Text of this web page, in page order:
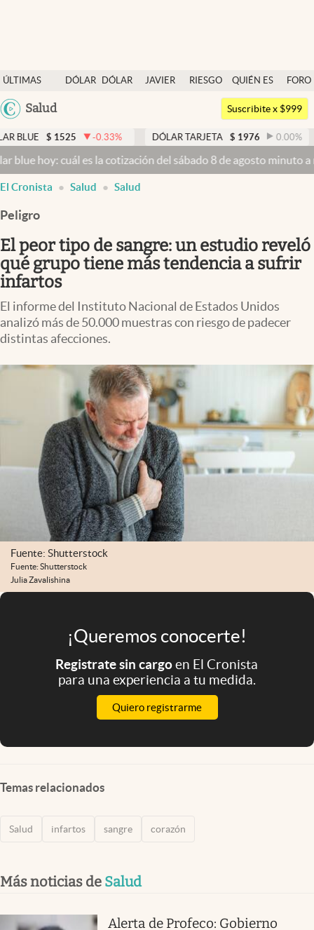
ÚLTIMAS
NOTICIAS
DÓLAR
DÓLAR
JAVIER
RIESGO
QUIÉN ES
QUIÉN
FORO
Argentina
México
Salud
Dólar
Members
Economía y Política
Finanzas y Mercados
Mercados Online
Negocios
Columnistas
Otras secciones
Infotechnology
Eventos Corporativos
El Cronista Studio
Mediakit
abre en nueva pestaña
Argentina
Suscribite x $999
-0.33% DÓLAR TARJETA $ 1976 0.00 % DÓLAR
es la cotización del sábado 8 de agosto minuto a minuto
El Cronista Salud Salud
Peligro
El peor tipo de sangre: un estudio reveló
qué grupo tiene más tendencia a sufrir
infartos
El informe del Instituto Nacional de Estados Unidos
analizó más de 50.000 muestras con riesgo de padecer
distintas afecciones.
Fuente: Shutterstock
Fuente: Shutterstock
Julia Zavalishina
¡Queremos conocerte!
Registrate sin cargoen El Cronista
para una experiencia a tu medida.
Quiero registrarme
Temas relacionados
Salud infartos sangre corazón
Más noticias de Salud
Alerta de Profeco: Gobierno